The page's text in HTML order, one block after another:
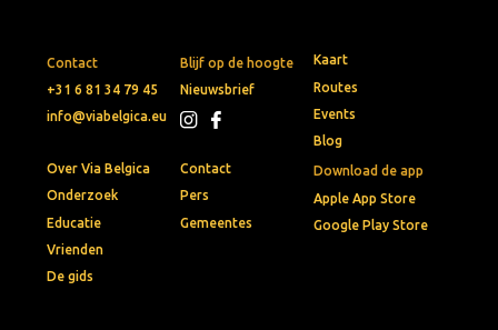
Contact
+31 6 81 34 79 45
info@viabelgica.eu
Blijf op de hoogte
Nieuwsbrief
Download de app
Apple App Store
Google Play Store
Kaart
Routes
Events
Blog
Over Via Belgica
Onderzoek
Educatie
Vrienden
De gids
Contact
Pers
Gemeentes